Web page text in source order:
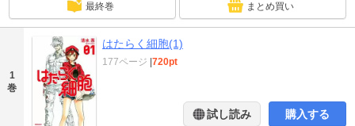
最終巻 まとめ買い
1
巻
はたらく細胞(1)
177ページ 720pt
試し読み 購入する